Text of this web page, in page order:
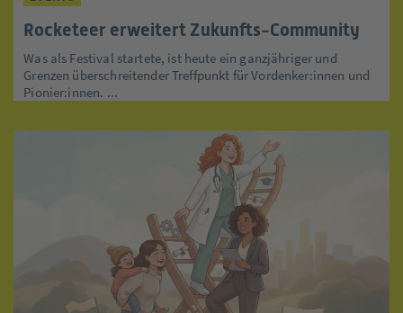
Rocketeer erweitert Zukunfts-Community
Was als Festival startete, ist heute ein ganzjähriger und
Grenzen überschreitender Treffpunkt für Vordenker:innen und
Pionier:innen. ...